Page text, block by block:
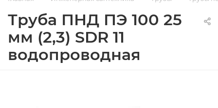
Труба ПНД ПЭ 100 25
мм (2,3) SDR 11
водопроводная